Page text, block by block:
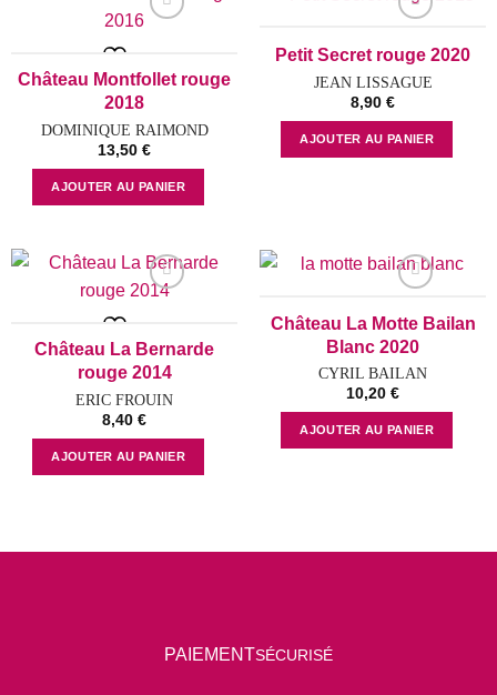
Château Montfollet rouge
2018
DOMINIQUE RAIMOND
13,50 €
AJOUTER AU PANIER
Add to wishlist
Petit Secret rouge 2020
JEAN LISSAGUE
8,90 €
AJOUTER AU PANIER
Château La Bernarde
rouge 2014
ERIC FROUIN
8,40 €
AJOUTER AU PANIER
Add to wishlist
Château La Motte Bailan
Blanc 2020
CYRIL BAILAN
10,20 €
AJOUTER AU PANIER
PAIEMENTSÉCURISÉ